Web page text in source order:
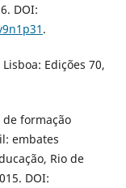
DOI:
.
Edições 70,
de formação
embates
Rio de
DOI: